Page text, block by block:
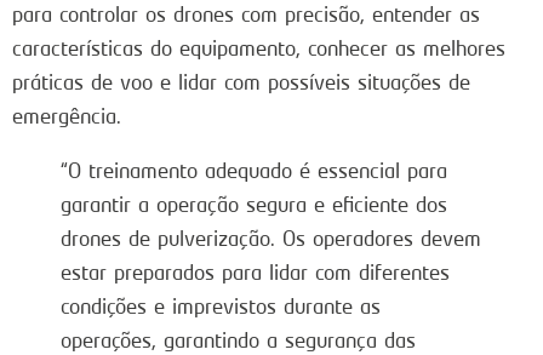
para controlar os drones com precisão, entender as
características do equipamento, conhecer as melhores
práticas de voo e lidar com possíveis situações de
emergência.
“O treinamento adequado é essencial para
garantir a operação segura e eficiente dos
drones de pulverização. Os operadores devem
estar preparados para lidar com diferentes
condições e imprevistos durante as
operações, garantindo a segurança das